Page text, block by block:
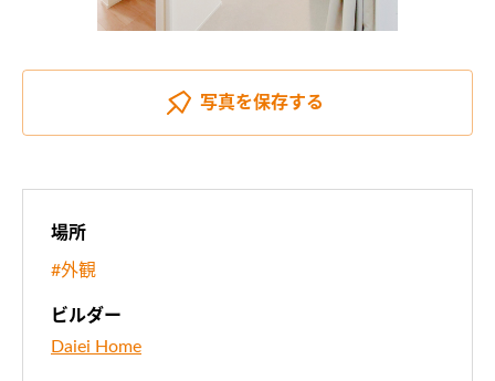
写真を保存する
場所
#外観
ビルダー
Daiei Home